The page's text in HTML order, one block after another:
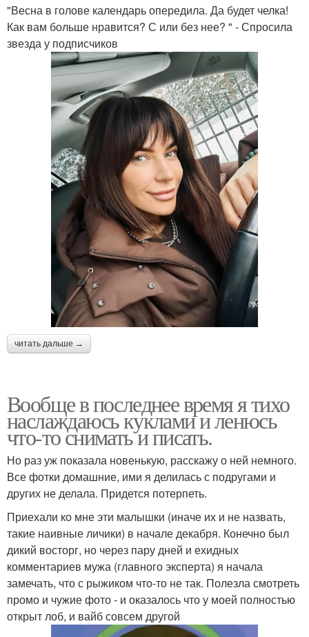
"Весна в голове календарь опередила. Да будет челка!
Как вам больше нравится? С или без нее? " - Спросила
звезда у подписчиков
читать дальше →
Вообще в последнее время я тихо
наслаждаюсь куклами и ленюсь
что-то снимать и писать.
Но раз уж показала новенькую, расскажу о ней немного.
Все фотки домашние, ими я делилась с подругами и
других не делала. Придется потерпеть.
Приехали ко мне эти малышки (иначе их и не назвать,
такие наивные личики) в начале декабря. Конечно был
дикий восторг, но через пару дней и ехидных
комментариев мужа (главного эксперта) я начала
замечать, что с рыжиком что-то не так. Полезла смотреть
промо и чужие фото - и оказалось что у моей полностью
открыт лоб, и вайб совсем другой